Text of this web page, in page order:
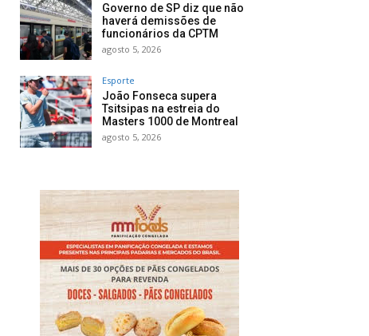
Governo de SP diz que não
haverá demissões de
funcionários da CPTM
agosto 5, 2026
Esporte
João Fonseca supera
Tsitsipas na estreia do
Masters 1000 de Montreal
agosto 5, 2026